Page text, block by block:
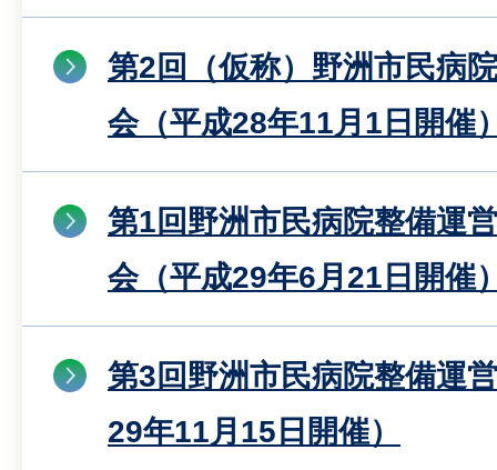
第2回（仮称）野洲市民病
会（平成28年11月1日開催
第1回野洲市民病院整備運
会（平成29年6月21日開催
第3回野洲市民病院整備運
29年11月15日開催）